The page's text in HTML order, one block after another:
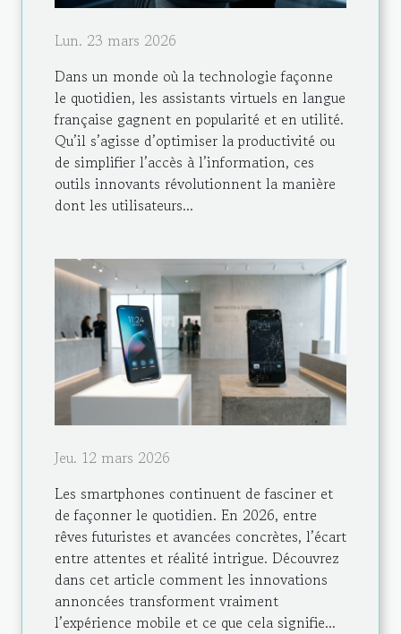
Lun. 23 mars 2026
Dans un monde où la technologie façonne
le quotidien, les assistants virtuels en langue
française gagnent en popularité et en utilité.
Qu’il s’agisse d’optimiser la productivité ou
de simplifier l’accès à l’information, ces
outils innovants révolutionnent la manière
dont les utilisateurs...
Jeu. 12 mars 2026
Les smartphones continuent de fasciner et
de façonner le quotidien. En 2026, entre
rêves futuristes et avancées concrètes, l’écart
entre attentes et réalité intrigue. Découvrez
dans cet article comment les innovations
annoncées transforment vraiment
l’expérience mobile et ce que cela signifie...